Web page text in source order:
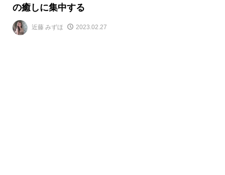
の癒しに集中する
近藤 みずほ 2023.02.27